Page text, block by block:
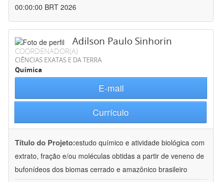
00:00:00 BRT 2026
Adilson Paulo Sinhorin
COORDENADOR(A)
CIÊNCIAS EXATAS E DA TERRA
Química
E-mail
Currículo
Título do Projeto:estudo químico e atividade biológica com
extrato, fração e/ou moléculas obtidas a partir de veneno de
bufonídeos dos biomas cerrado e amazônico brasileiro